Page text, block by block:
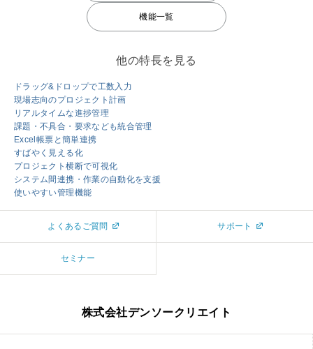
工数入力モニタを使えば、メンバーの毎日の実績工数が手軽にチェックで
きます。一定の工数以上は赤く表示するなど、負荷の高いメンバーを検出
機能一覧
他の特長を見る
ドラッグ&ドロップで工数入力
現場志向のプロジェクト計画
リアルタイムな進捗管理
課題・不具合・要求なども統合管理
Excel帳票と簡単連携
すばやく見える化
プロジェクト横断で可視化
システム間連携・作業の自動化を支援
使いやすい管理機能
よくあるご質問 サポート
セミナー
株式会社デンソークリエイト